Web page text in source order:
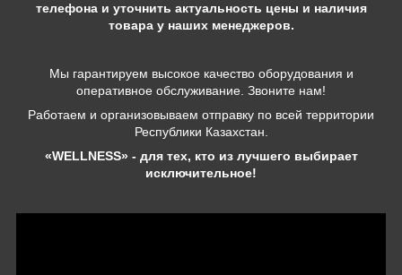
телефона и уточнить актуальность цены и наличия
товара у наших менеджеров.
Мы гарантируем высокое качество оборудования и
оперативное обслуживание. Звоните нам!
Работаем и организовываем отправку по всей территории
Республики Казахстан.
«WELLNESS» - для тех, кто из лучшего выбирает
исключительное!